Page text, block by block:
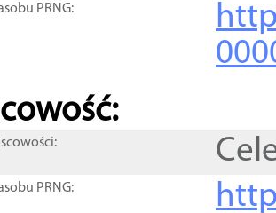
PRNG:
PRNG: